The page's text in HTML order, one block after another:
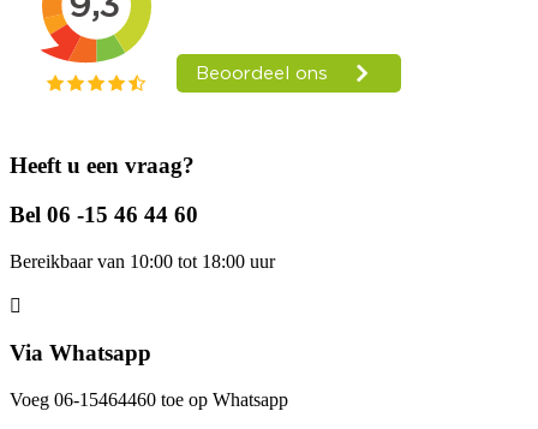
Heeft u een vraag?
Bel 06 -15 46 44 60
Bereikbaar van 10:00 tot 18:00 uur
Via Whatsapp
Voeg 06-15464460 toe op Whatsapp